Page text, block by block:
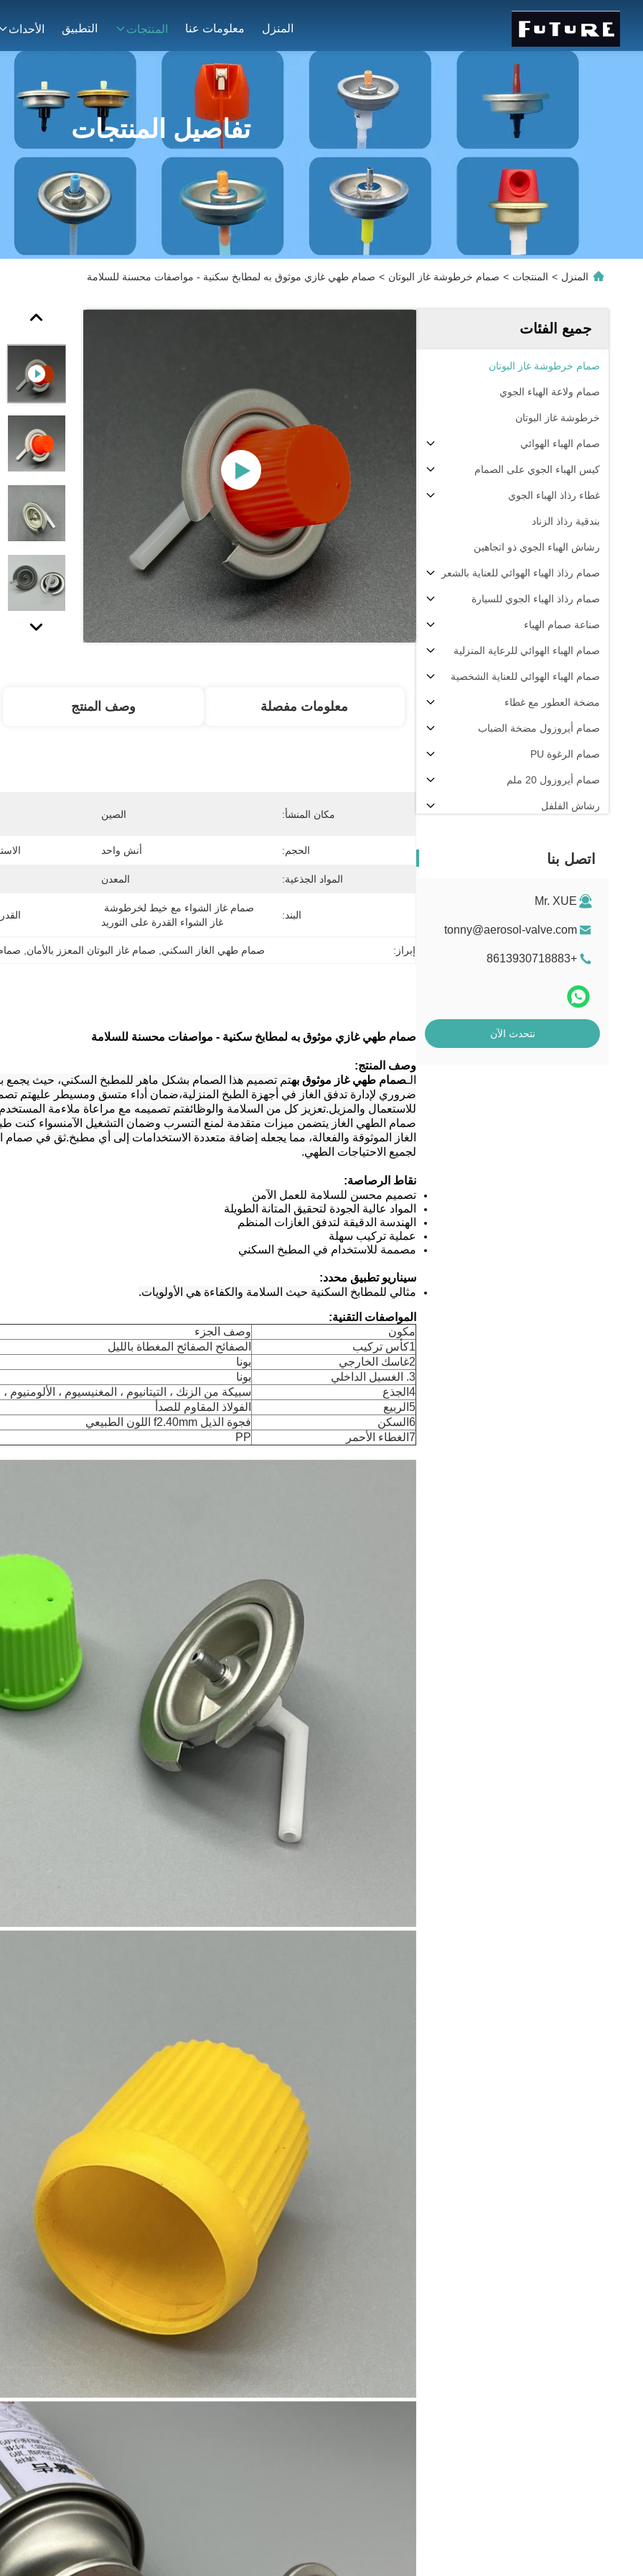
المنزل معلومات عنا المنتجات التطبيق الأحداث
تفاصيل المنتجات
المنزل > المنتجات > صمام خرطوشة غاز البوتان > صمام طهي غازي موثوق به لمطابخ سكنية - مواصفات محسنة للسلامة
جميع الفئات
صمام خرطوشة غاز البوتان
صمام ولاعة الهباء الجوي
خرطوشة غاز البوتان
صمام الهباء الهوائي
كيس الهباء الجوي على الصمام
غطاء رذاذ الهباء الجوي
بندقية رذاذ الزناد
رشاش الهباء الجوي ذو اتجاهين
صمام رذاذ الهباء الهوائي للعناية بالشعر
صمام رذاذ الهباء الجوي للسيارة
صناعة صمام الهباء
صمام الهباء الهوائي للرعاية المنزلية
صمام الهباء الهوائي للعناية الشخصية
مضخة العطور مع غطاء
صمام أيروزول مضخة الضباب
صمام الرغوة PU
صمام أيروزول 20 ملم
رشاش الفلفل
اتصل بنا
Mr. XUE
tonny@aerosol-valve.com
+8613930718883
نتحدث الآن
معلومات مفصلة وصف المنتج
مكان المنشأ: الصين
الحجم: أنش واحد
المواد الجذعية: المعدن
البند:
غاز الشواء القدرة على التوريد
إبراز: صمام طهي الغاز السكني صمام غاز البوتان المعزز بالأمان
صمام طهي غازي موثوق به لمطابخ سكنية - مواصفات محسنة للسلامة
وصف المنتج:
الـصمام طهي غاز موثوق بهتم تصميم هذا الصمام بشكل ماهر للمطبخ السكني، حيث يجمع
ضروري لإدارة تدفق الغاز في أجهزة الطبخ المنزلية،ضمان أداء متسق ومسيطر عليهتم
للاستعمال والمزيل.تعزيز كل من السلامة والوظائفتم تصميمه مع مراعاة ملاءمة
صمام الطهي الغاز يتضمن ميزات متقدمة لمنع التسرب وضمان التشغيل الآمنسواء كنت
الغاز الموثوقة والفعالة، مما يجعله إضافة متعددة الاستخدامات إلى أي مطبخ.ثق في
لجميع الاحتياجات الطهي.
نقاط الرصاصة:
تصميم محسن للسلامة للعمل الآمن
المواد عالية الجودة لتحقيق المتانة الطويلة
الهندسة الدقيقة لتدفق الغازات المنظم
عملية تركيب سهلة
مصممة للاستخدام في المطبخ السكني
سيناريو تطبيق محدد:
مثالي للمطابخ السكنية حيث السلامة والكفاءة هي الأولويات.
المواصفات التقنية:
مكون
وصف الجزء
1كأس تركيب
الصفائح الصفائح المغطاة بالليل
2غاسك الخارجي
بونا
3. الغسيل الداخلي
بونا
4الجذع
سبيكة من الزنك ، التيتانيوم ، المغنيسيوم ، الألومنيوم ،
5الربيع
الفولاذ المقاوم للصدأ
6السكن
فجوة الذيل f2.40mm اللون الطبيعي
7الغطاء الأحمر
PP